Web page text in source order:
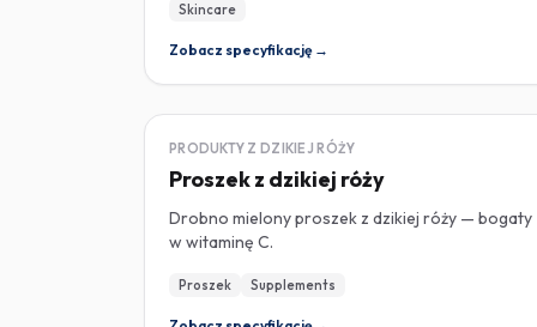
Skincare
Zobacz specyfikację →
DZIKA RÓŻA
PRODUKTY Z DZIKIEJ RÓŻY
Proszek z dzikiej róży
Drobno mielony proszek z dzikiej róży — bogaty
w witaminę C.
Proszek Supplements